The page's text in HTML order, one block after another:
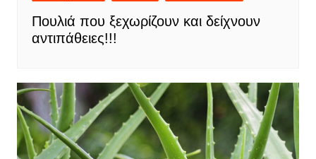
Πουλιά που ξεχωρίζουν και δείχνουν
αντιπάθειες!!!